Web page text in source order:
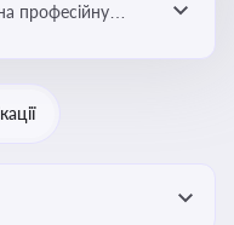
професійну